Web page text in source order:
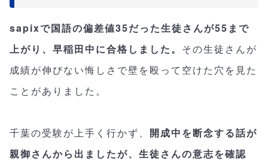
sapixで国語の偏差値35だった生徒さんが55まで
上がり、早稲田中に合格しました。 その生徒さんが
成績が伸びない悔しさで壁を殴って空けた穴を見た
ことがありました。
千葉の受験が上手く行かず、 開成中を断念する話が
親御さんから出ましたが、生徒さんの意志を確認